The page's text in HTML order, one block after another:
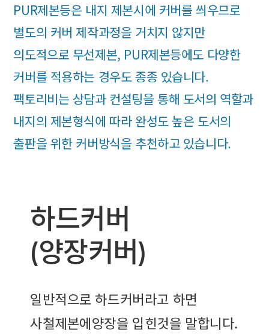
PUR제본등은 내지 제본시에 커버를 씌우므로
별도의 커버 제작과정을 거치지 않지만
의도적으로 무선제본, PUR제본등에도 다양한
커버를 적용하는 경우도 종종 있습니다.
팩토리비는 상담과 컨설팅을 통해 도서의 역할과
내지의 제본형식에 따라 완성도 높은 도서의
출판을 위한 커버방식을 추천하고 있습니다.
하드커버
(양장커버)
일반적으로 하드커버라고 하면
사철제본에양장을 입힌것을 말합니다.